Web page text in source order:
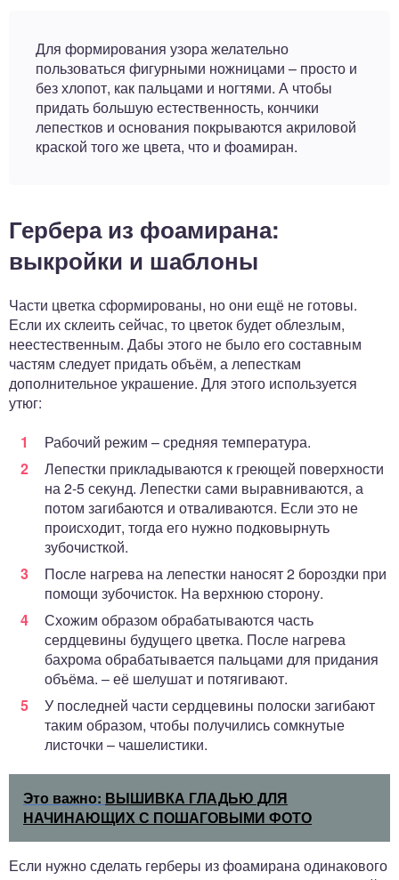
Для формирования узора желательно
пользоваться фигурными ножницами – просто и
без хлопот, как пальцами и ногтями. А чтобы
придать большую естественность, кончики
лепестков и основания покрываются акриловой
краской того же цвета, что и фоамиран.
Гербера из фоамирана:
выкройки и шаблоны
Части цветка сформированы, но они ещё не готовы.
Если их склеить сейчас, то цветок будет облезлым,
неестественным. Дабы этого не было его составным
частям следует придать объём, а лепесткам
дополнительное украшение. Для этого используется
утюг:
Рабочий режим – средняя температура.
Лепестки прикладываются к греющей поверхности
на 2-5 секунд. Лепестки сами выравниваются, а
потом загибаются и отваливаются. Если это не
происходит, тогда его нужно подковырнуть
зубочисткой.
После нагрева на лепестки наносят 2 бороздки при
помощи зубочисток. На верхнюю сторону.
Схожим образом обрабатываются часть
сердцевины будущего цветка. После нагрева
бахрома обрабатывается пальцами для придания
объёма. – её шелушат и потягивают.
У последней части сердцевины полоски загибают
таким образом, чтобы получились сомкнутые
листочки – чашелистики.
Это важно: ВЫШИВКА ГЛАДЬЮ ДЛЯ
НАЧИНАЮЩИХ С ПОШАГОВЫМИ ФОТО
Если нужно сделать герберы из фоамирана одинакового